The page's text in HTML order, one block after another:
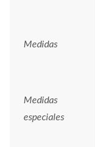
Medidas
Medidas
especiales